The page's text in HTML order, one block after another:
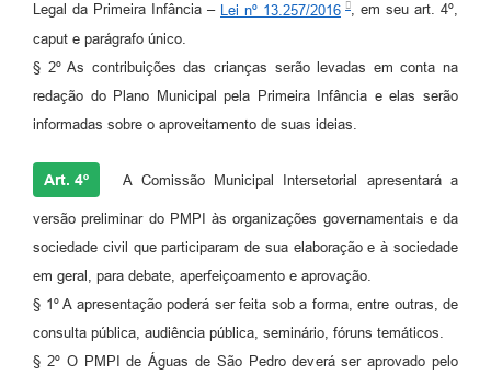
Legal da Primeira Infância –
Lei nº 13.257/2016
, em seu art. 4º,
caput e parágrafo único.
§ 2º As contribuições das crianças serão levadas em conta na
redação do Plano Municipal pela Primeira Infância e elas serão
informadas sobre o aproveitamento de suas ideias.
Art. 4º A Comissão Municipal Intersetorial apresentará a
versão preliminar do PMPI às organizações governamentais e da
sociedade civil que participaram de sua elaboração e à sociedade
em geral, para debate, aperfeiçoamento e aprovação.
§ 1º A apresentação poderá ser feita sob a forma, entre outras, de
consulta pública, audiência pública, seminário, fóruns temáticos.
§ 2º O PMPI de Águas de São Pedro deverá ser aprovado pelo